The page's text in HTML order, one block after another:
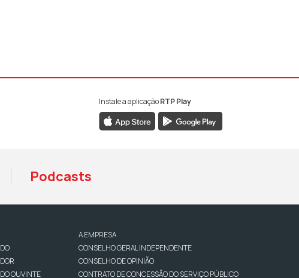
da RTP Antena 1
Instagram da RTP Antena 1
ao YouTube da RTP Antena 1
Instale a aplicaçãoRTP Play
Podcasts
OUVINTE
A EMPRESA
CONSELHO GERAL INDEPENDENTE
CONSELHO DE OPINIÃO
CONTRATO DE CONCESSÃO DO SERVIÇO PÚBLICO